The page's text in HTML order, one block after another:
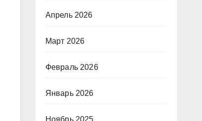
Апрель 2026
Март 2026
Февраль 2026
Январь 2026
Ноябрь 2025